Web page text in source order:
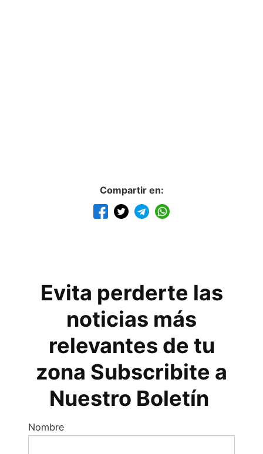
Compartir en:
Evita perderte las
noticias más
relevantes de tu
zona Subscribite a
Nuestro Boletín
Nombre